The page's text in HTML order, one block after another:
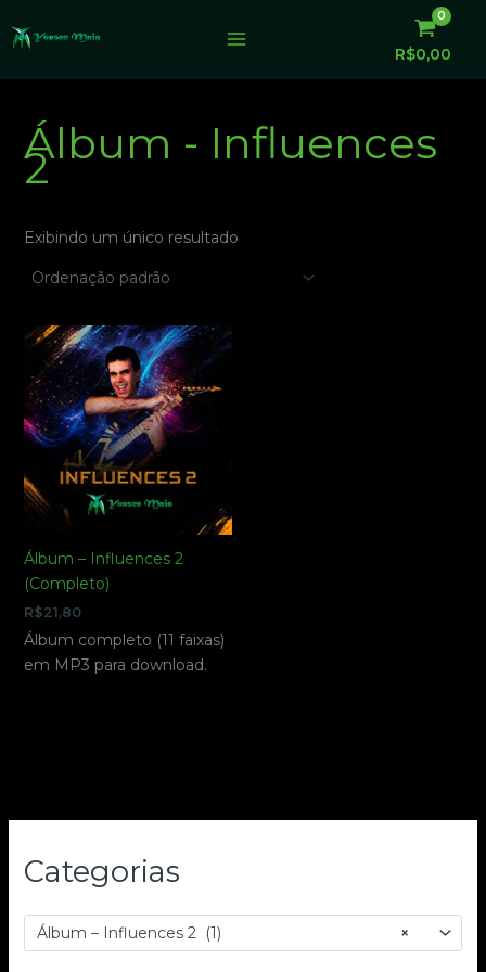
para
R$0,00
Álbum - Influences
2
Exibindo um único resultado
Álbum – Influences 2
(Completo)
R$21,80
Álbum completo (11 faixas)
em MP3 para download.
Categorias
×
Álbum – Influences 2 (1)